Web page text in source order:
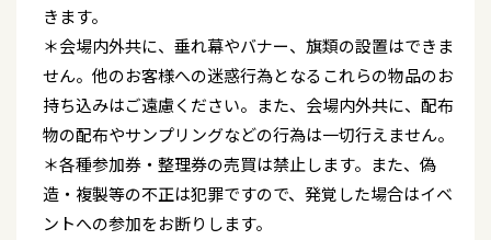
きます。
＊会場内外共に、垂れ幕やバナー、旗類の設置はできま
せん。他のお客様への迷惑行為となるこれらの物品のお
持ち込みはご遠慮ください。また、会場内外共に、配布
物の配布やサンプリングなどの行為は一切行えません。
＊各種参加券・整理券の売買は禁止します。また、偽
造・複製等の不正は犯罪ですので、発覚した場合はイベ
ントへの参加をお断りします。